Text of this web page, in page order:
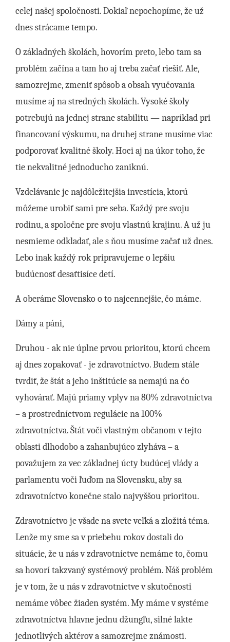
celej našej spoločnosti. Dokiaľ nepochopíme, že už
dnes strácame tempo.
O základných školách, hovorím preto, lebo tam sa
problém začína a tam ho aj treba začať riešiť. Ale,
samozrejme, zmeniť spôsob a obsah vyučovania
musíme aj na stredných školách. Vysoké školy
potrebujú na jednej strane stabilitu — napríklad pri
financovaní výskumu, na druhej strane musíme viac
podporovať kvalitné školy. Hoci aj na úkor toho, že
tie nekvalitné jednoducho zaniknú.
Vzdelávanie je najdôležitejšia investícia, ktorú
môžeme urobiť sami pre seba. Každý pre svoju
rodinu, a spoločne pre svoju vlastnú krajinu. A už ju
nesmieme odkladať, ale s ňou musíme začať už dnes.
Lebo inak každý rok pripravujeme o lepšiu
budúcnosť desaťtisíce detí.
A oberáme Slovensko o to najcennejšie, čo máme.
Dámy a páni,
Druhou - ak nie úplne prvou prioritou, ktorú chcem
aj dnes zopakovať - je zdravotníctvo. Budem stále
tvrdiť, že štát a jeho inštitúcie sa nemajú na čo
vyhovárať. Majú priamy vplyv na 80% zdravotníctva
– a prostredníctvom regulácie na 100%
zdravotníctva. Štát voči vlastným občanom v tejto
oblasti dlhodobo a zahanbujúco zlyháva – a
považujem za vec základnej úcty budúcej vlády a
parlamentu voči ľuďom na Slovensku, aby sa
zdravotníctvo konečne stalo najvyššou prioritou.
Zdravotníctvo je všade na svete veľká a zložitá téma.
Lenže my sme sa v priebehu rokov dostali do
situácie, že u nás v zdravotníctve nemáme to, čomu
sa hovorí takzvaný systémový problém. Náš problém
je v tom, že u nás v zdravotníctve v skutočnosti
nemáme vôbec žiaden systém. My máme v systéme
zdravotníctva hlavne jednu džungľu, silné lakte
jednotlivých aktérov a samozrejme známosti.